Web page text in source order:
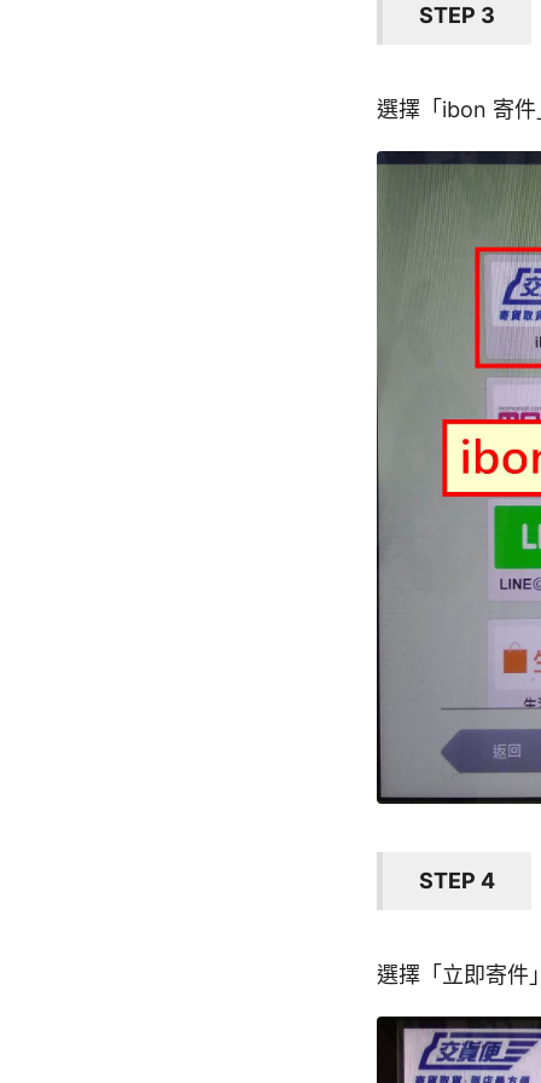
STEP 3
選擇「ibon 寄件
STEP 4
選擇「立即寄件